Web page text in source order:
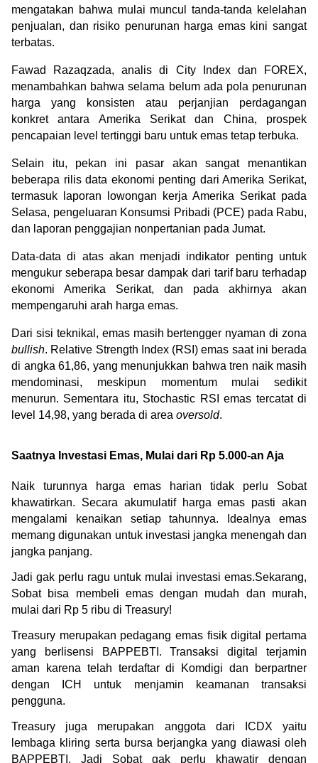
mengatakan bahwa mulai muncul tanda-tanda kelelahan
penjualan, dan risiko penurunan harga emas kini sangat
terbatas.
Fawad Razaqzada, analis di City Index dan FOREX,
menambahkan bahwa selama belum ada pola penurunan
harga yang konsisten atau perjanjian perdagangan
konkret antara Amerika Serikat dan China, prospek
pencapaian level tertinggi baru untuk emas tetap terbuka.
Selain itu, pekan ini pasar akan sangat menantikan
beberapa rilis data ekonomi penting dari Amerika Serikat,
termasuk laporan lowongan kerja Amerika Serikat pada
Selasa, pengeluaran Konsumsi Pribadi (PCE) pada Rabu,
dan laporan penggajian nonpertanian pada Jumat.
Data-data di atas akan menjadi indikator penting untuk
mengukur seberapa besar dampak dari tarif baru terhadap
ekonomi Amerika Serikat, dan pada akhirnya akan
mempengaruhi arah harga emas.
bullish. Relative Strength Index (RSI) emas saat ini berada
di angka 61,86, yang menunjukkan bahwa tren naik masih
mendominasi, meskipun momentum mulai sedikit
menurun. Sementara itu, Stochastic RSI emas tercatat di
level 14,98, yang berada di area oversold.
Saatnya Investasi Emas, Mulai dari Rp 5.000-an Aja
Naik turunnya harga emas harian tidak perlu Sobat
khawatirkan. Secara akumulatif harga emas pasti akan
mengalami kenaikan setiap tahunnya. Idealnya emas
memang digunakan untuk investasi jangka menengah dan
jangka panjang.
Jadi gak perlu ragu untuk mulai investasi emas.Sekarang,
Sobat bisa membeli emas dengan mudah dan murah,
mulai dari Rp 5 ribu di Treasury!
Treasury merupakan pedagang emas fisik digital pertama
yang berlisensi BAPPEBTI. Transaksi digital terjamin
aman karena telah terdaftar di Komdigi dan berpartner
dengan ICH untuk menjamin keamanan transaksi
pengguna.
Treasury juga merupakan anggota dari ICDX yaitu
lembaga kliring serta bursa berjangka yang diawasi oleh
BAPPEBTI. Jadi Sobat gak perlu khawatir dengan